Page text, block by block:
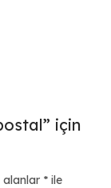
için
alanlar * ile